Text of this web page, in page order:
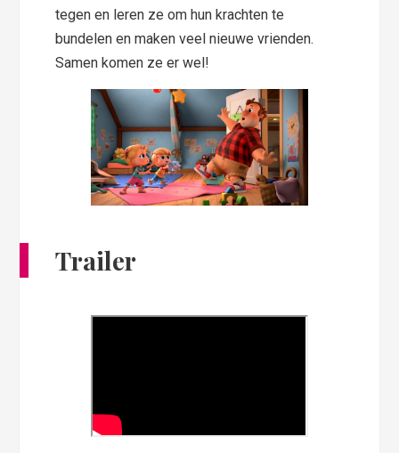
tegen en leren ze om hun krachten te
bundelen en maken veel nieuwe vrienden.
Samen komen ze er wel!
Trailer